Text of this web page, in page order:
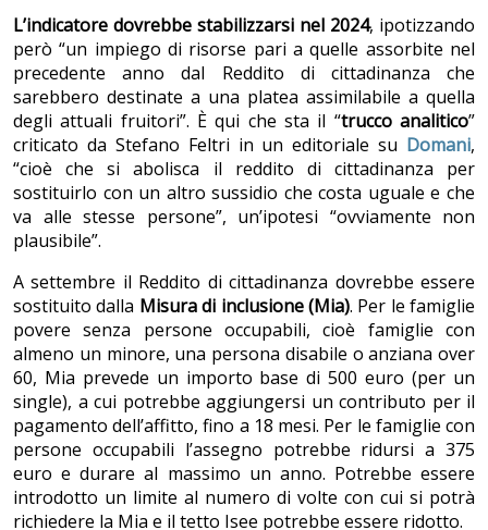
L’indicatore dovrebbe stabilizzarsi nel 2024, ipotizzando
però “un impiego di risorse pari a quelle assorbite nel
precedente anno dal Reddito di cittadinanza che
sarebbero destinate a una platea assimilabile a quella
degli attuali fruitori”. È qui che sta il “trucco analitico”
criticato da Stefano Feltri in un editoriale su Domani,
“cioè che si abolisca il reddito di cittadinanza per
sostituirlo con un altro sussidio che costa uguale e che
va alle stesse persone”, un’ipotesi “ovviamente non
plausibile”.
A settembre il Reddito di cittadinanza dovrebbe essere
sostituito dalla Misura di inclusione (Mia). Per le famiglie
povere senza persone occupabili, cioè famiglie con
almeno un minore, una persona disabile o anziana over
60, Mia prevede un importo base di 500 euro (per un
single), a cui potrebbe aggiungersi un contributo per il
pagamento dell’affitto, fino a 18 mesi. Per le famiglie con
persone occupabili l’assegno potrebbe ridursi a 375
euro e durare al massimo un anno. Potrebbe essere
introdotto un limite al numero di volte con cui si potrà
richiedere la Mia e il tetto Isee potrebbe essere ridotto.